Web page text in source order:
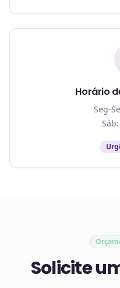
Horário
Seg-
Solicite